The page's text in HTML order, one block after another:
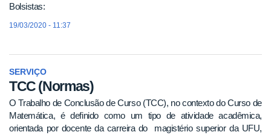
Bolsistas:
19/03/2020 - 11:37
SERVIÇO
TCC (Normas)
O Trabalho de Conclusão de Curso (TCC), no contexto do Curso de
Matemática, é definido como um tipo de atividade acadêmica,
orientada por docente da carreira do magistério superior da UFU,